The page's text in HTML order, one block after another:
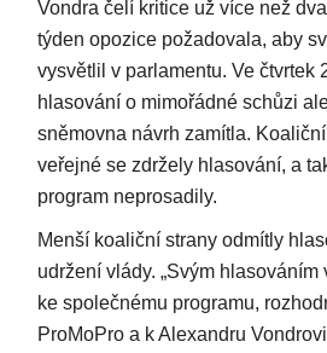
Vondra čelí kritice už více než
týden opozice požadovala, aby
vysvětlil v parlamentu. Ve čtvrtek
hlasování o mimořádné schůzi
sněmovna návrh zamítla.
veřejné se zdržely hlasování, a
program neprosadily.
Menší koaliční strany odmítly
udržení vlády. „Svým
ke společnému programu,
ProMoPro a k Alexandru